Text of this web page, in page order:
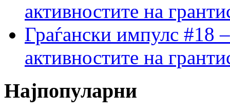
активностите на
Граѓански импулс #18
активностите на
Најпопуларни